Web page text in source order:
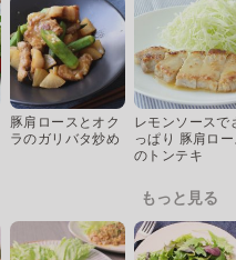
豚肩ロースとオク
ラのガリバタ炒め
レモンソースで
っぱり 豚肩ロ
のトンテキ
もっと見る